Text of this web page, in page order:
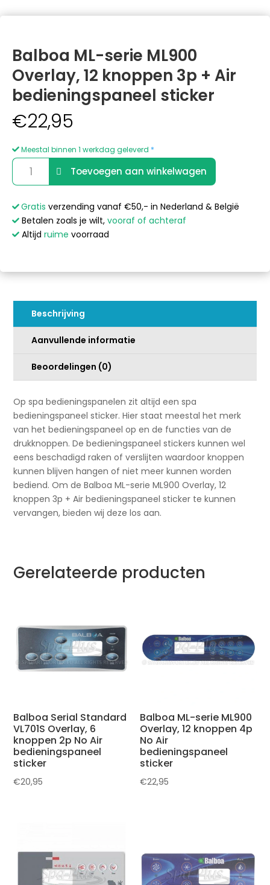
Balboa ML-serie ML900
Overlay, 12 knoppen 3p + Air
bedieningspaneel sticker
€22,95
Meestal binnen 1 werkdag geleverd *
Balboa
ML900
Overlay,
12
+
bedieningspaneel
sticker
aantal
Toevoegen aan winkelwagen
e
i
e
Gratis verzending vanaf €50,- in Nederland & België
Betalen zoals je wilt, vooraf of achteraf
Altijd ruime voorraad
Beschrijving
Aanvullende informatie
Beoordelingen (0)
Op spa bedieningspanelen zit altijd een spa
bedieningspaneel sticker. Hier staat meestal het merk
van het bedieningspaneel op en de functies van de
drukknoppen. De bedieningspaneel stickers kunnen wel
eens beschadigd raken of verslijten waardoor knoppen
kunnen blijven hangen of niet meer kunnen worden
bediend. Om de Balboa ML-serie ML900 Overlay, 12
knoppen 3p + Air bedieningspaneel sticker te kunnen
vervangen, bieden wij deze los aan.
Gerelateerde producten
Balboa Serial Standard
VL701S Overlay, 6
knoppen 2p No Air
bedieningspaneel
sticker
€20,95
Balboa ML-serie ML900
Overlay, 12 knoppen 4p
No Air
bedieningspaneel
sticker
€22,95